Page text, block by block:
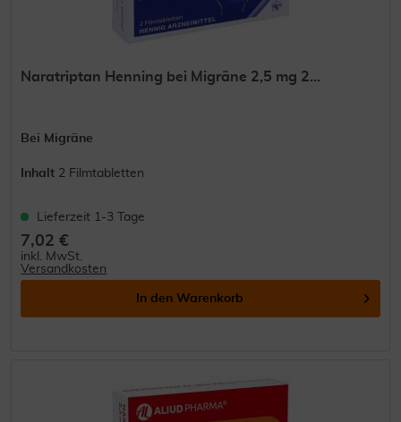
Naratriptan Henning bei Migräne 2,5 mg 2...
Bei Migräne
Inhalt 2 Filmtabletten
Lieferzeit 1-3 Tage
7,02 €
inkl. MwSt.
Versandkosten
In den Warenkorb